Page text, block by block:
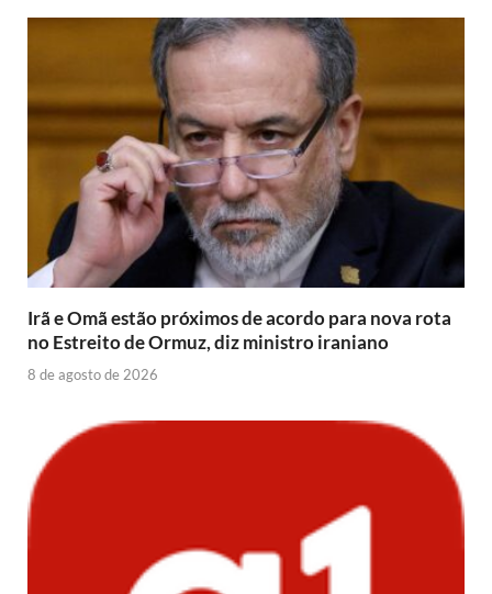
Irã e Omã estão próximos de acordo para nova rota
no Estreito de Ormuz, diz ministro iraniano
8 de agosto de 2026